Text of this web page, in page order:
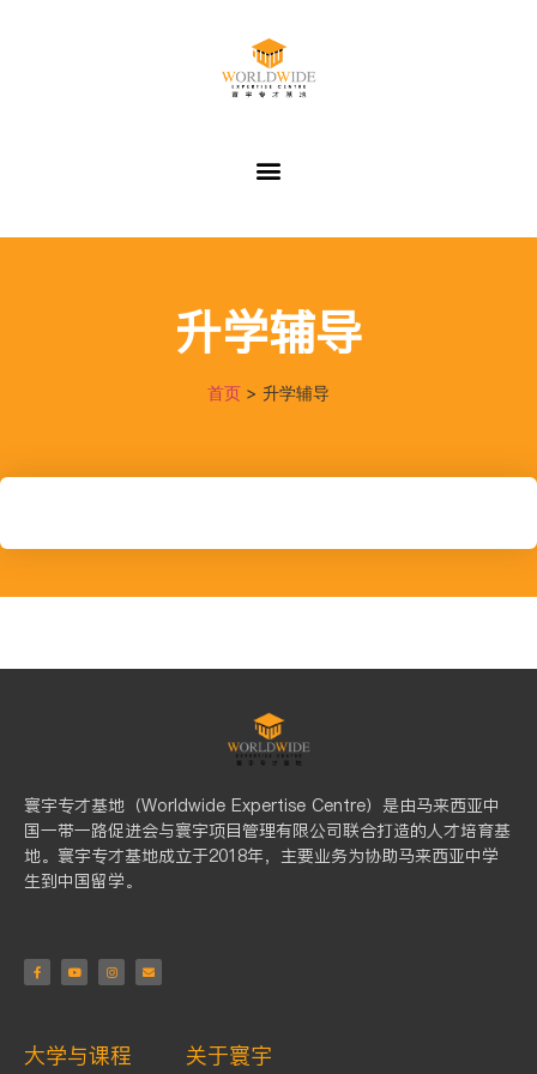
升学辅导
首页 > 升学辅导
寰宇专才基地 （Worldwide Expertise Centre）是由马来西亚中
国一带一路促进会与寰宇项目管理有限公司联合打造的人才培育基
地。寰宇专才基地成立于2018年，主要业务为协助马来西亚中学
生到中国留学。
大学与课程 关于寰宇